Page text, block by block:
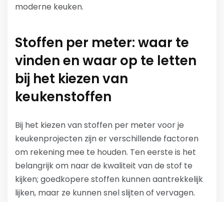
moderne keuken.
Stoffen per meter: waar te
vinden en waar op te letten
bij het kiezen van
keukenstoffen
Bij het kiezen van stoffen per meter voor je
keukenprojecten zijn er verschillende factoren
om rekening mee te houden. Ten eerste is het
belangrijk om naar de kwaliteit van de stof te
kijken; goedkopere stoffen kunnen aantrekkelijk
lijken, maar ze kunnen snel slijten of vervagen.